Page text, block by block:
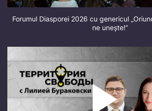
Forumul Diasporei 2026 cu genericul
ne unește!”